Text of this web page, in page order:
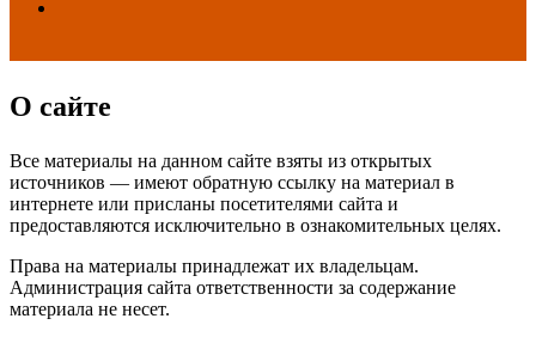
for
О сайте
Все материалы на данном сайте взяты из открытых
источников — имеют обратную ссылку на материал в
интернете или присланы посетителями сайта и
предоставляются исключительно в ознакомительных целях.
Права на материалы принадлежат их владельцам.
Администрация сайта ответственности за содержание
материала не несет.